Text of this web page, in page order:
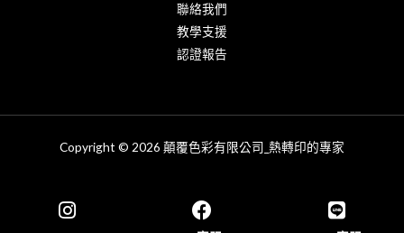
聯絡我們
教學支援
認證報告
Copyright © 2026 顛覆色彩有限公司_熱轉印的專家